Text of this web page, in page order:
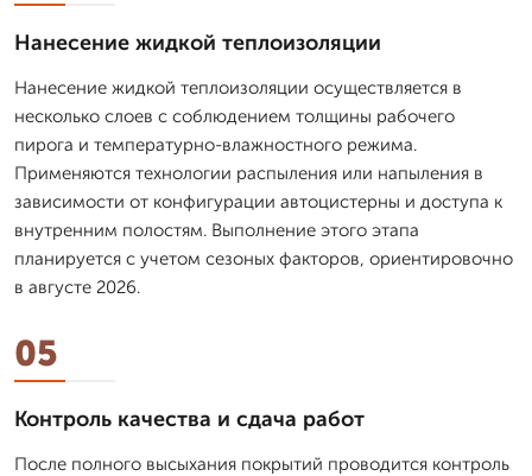
Нанесение жидкой теплоизоляции
Нанесение жидкой теплоизоляции осуществляется в
несколько слоев с соблюдением толщины рабочего
пирога и температурно-влажностного режима.
Применяются технологии распыления или напыления в
зависимости от конфигурации автоцистерны и доступа к
внутренним полостям. Выполнение этого этапа
планируется с учетом сезоных факторов, ориентировочно
в августе 2026.
05
Контроль качества и сдача работ
После полного высыхания покрытий проводится контроль